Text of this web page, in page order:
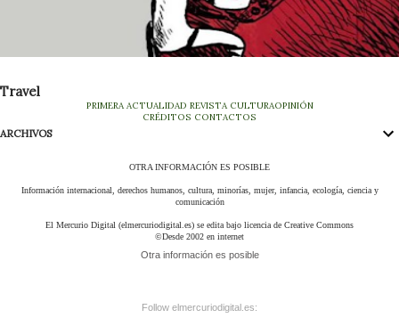
Travel
PRIMERA ACTUALIDAD REVISTA CULTURAOPINIÓN
CRÉDITOS CONTACTOS
ARCHIVOS
OTRA INFORMACIÓN ES POSIBLE
Información internacional, derechos humanos, cultura, minorías, mujer, infancia, ecología, ciencia y
comunicación
El Mercurio Digital (elmercuriodigital.es) se edita bajo licencia de Creative Commons
©Desde 2002 en internet
Otra información es posible
Follow elmercuriodigital.es: